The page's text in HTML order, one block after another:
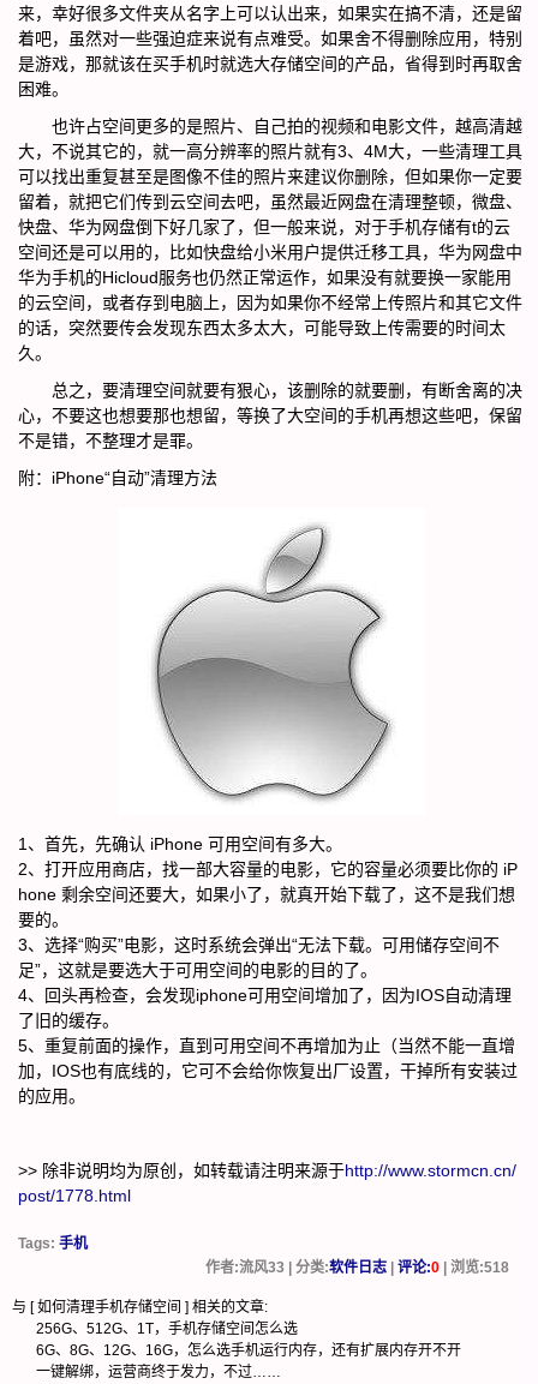
来，幸好很多文件夹从名字上可以认出来，如果实在搞不清，还是留
着吧，虽然对一些强迫症来说有点难受。如果舍不得删除应用，特别
是游戏，那就该在买手机时就选大存储空间的产品，省得到时再取舍
困难。
也许占空间更多的是照片、自己拍的视频和电影文件，越高清越
大，不说其它的，就一高分辨率的照片就有3、4M大，一些清理工具
可以找出重复甚至是图像不佳的照片来建议你删除，但如果你一定要
留着，就把它们传到云空间去吧，虽然最近网盘在清理整顿，微盘、
快盘、华为网盘倒下好几家了，但一般来说，对于手机存储有t的云
空间还是可以用的，比如快盘给小米用户提供迁移工具，华为网盘中
华为手机的Hicloud服务也仍然正常运作，如果没有就要换一家能用
的云空间，或者存到电脑上，因为如果你不经常上传照片和其它文件
的话，突然要传会发现东西太多太大，可能导致上传需要的时间太
久。
总之，要清理空间就要有狠心，该删除的就要删，有断舍离的决
心，不要这也想要那也想留，等换了大空间的手机再想这些吧，保留
不是错，不整理才是罪。
附：iPhone“自动”清理方法
1、首先，先确认 iPhone 可用空间有多大。
2、打开应用商店，找一部大容量的电影，它的容量必须要比你的 iP
hone 剩余空间还要大，如果小了，就真开始下载了，这不是我们想
要的。
3、选择“购买”电影，这时系统会弹出“无法下载。可用储存空间不
足”，这就是要选大于可用空间的电影的目的了。
4、回头再检查，会发现iphone可用空间增加了，因为IOS自动清理
了旧的缓存。
5、重复前面的操作，直到可用空间不再增加为止（当然不能一直增
加，IOS也有底线的，它可不会给你恢复出厂设置，干掉所有安装过
的应用。
>> 除非说明均为原创，如转载请注明来源于http://www.stormcn.cn/
post/1778.html
Tags: 手机
作者:流风33 | 分类:软件日志 |评论:0 | 浏览:518
与 [如何清理手机存储空间 ] 相关的文章:
256G、512G、1T，手机存储空间怎么选
6G、8G、12G、16G，怎么选手机运行内存，还有扩展内存开不开
一键解绑，运营商终于发力，不过……